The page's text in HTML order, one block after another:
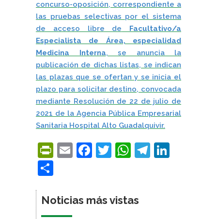
concurso-oposición, correspondiente a
las pruebas selectivas por el sistema
de acceso libre de Facultativo/a
Especialista de Área, especialidad
Medicina Interna, se anuncia la
publicación de dichas listas, se indican
las plazas que se ofertan y se inicia el
plazo para solicitar destino, convocada
mediante Resolución de 22 de julio de
2021 de la Agencia Pública Empresarial
Sanitaria Hospital Alto Guadalquivir.
PrintFriendly
EmailFacebook
Twitter
WhatsApp
Noticias más vistas